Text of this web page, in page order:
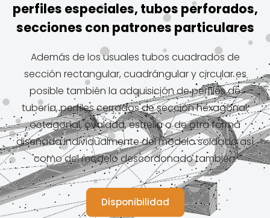
perfiles especiales, tubos perforados,
secciones con patrones particulares
Además de los usuales tubos cuadrados de
sección rectangular, cuadrángular y circular es
posible también la adquisición de perfiles de
tubería, perfiles cerrados de sección hexagonal,
octagonal, ovalada, estrella o de otra forma
diseñada individualmente del modelo soldado así
como del modelo descordonado también.
Disponibilidad